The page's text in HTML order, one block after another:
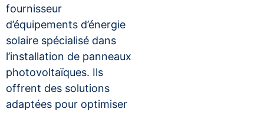
fournisseur
d’équipements d’énergie
solaire spécialisé dans
l’installation de panneaux
photovoltaïques. Ils
offrent des solutions
adaptées pour optimiser